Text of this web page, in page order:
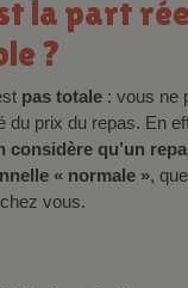
?
pas totale : vous ne
du prix du repas. En
considère qu’un
« normale »,
vous.